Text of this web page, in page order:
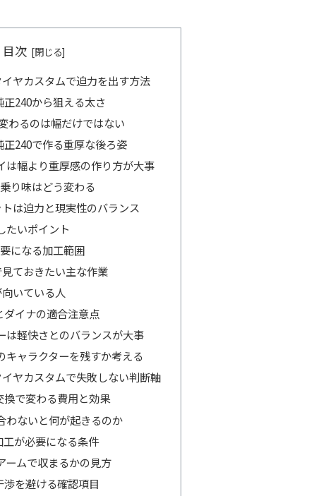
目次
ヤカスタムで迫力を出す方法
240から狙える太さ
わるのは幅だけではない
正240で作る重厚な後ろ姿
は幅より重厚感の作り方が大事
り味はどう変わる
は迫力と現実性のバランス
たいポイント
になる加工範囲
ておきたい主な作業
いている人
ダイナの適合注意点
は軽快さとのバランスが大事
キャラクターを残すか考える
ヤカスタムで失敗しない判断軸
換で変わる費用と効果
わないと何が起きるのか
工が必要になる条件
ームで収まるかの見方
渉を避ける確認項目